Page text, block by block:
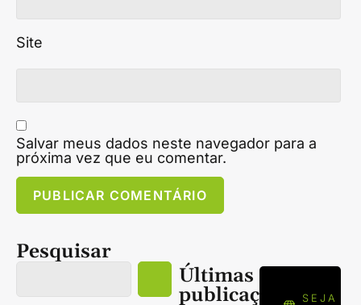
Site
Salvar meus dados neste navegador para a
próxima vez que eu comentar.
Pesquisar
Últimas
publicações
SEJA